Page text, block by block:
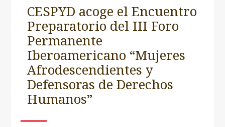
CESPYD acoge el Encuentro
Preparatorio del III Foro
Permanente
Iberoamericano “Mujeres
Afrodescendientes y
Defensoras de Derechos
Humanos”